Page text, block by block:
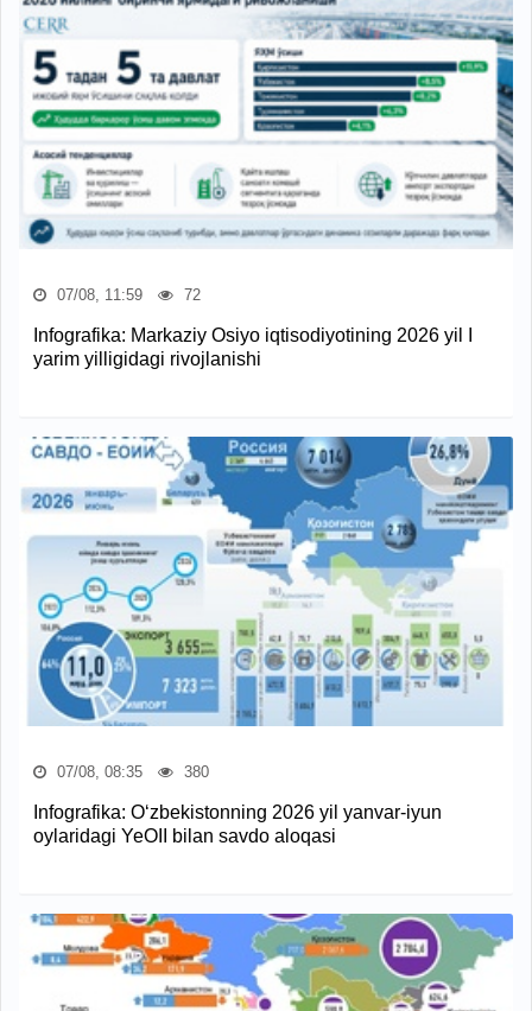
07/08, 11:59 72
Infografika: Markaziy Osiyo iqtisodiyotining 2026 yil I
yarim yilligidagi rivojlanishi
07/08, 08:35 380
Infografika: O‘zbekistonning 2026 yil yanvar-iyun
oylaridagi YeOII bilan savdo aloqasi